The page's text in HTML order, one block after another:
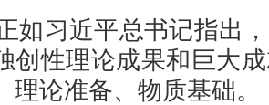
如习近平总书记指出
创性理论成果和巨大
理论准备、物质基础。